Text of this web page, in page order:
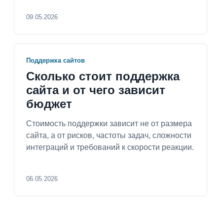
09.05.2026
Поддержка сайтов
Сколько стоит поддержка
сайта и от чего зависит
бюджет
Стоимость поддержки зависит не от размера
сайта, а от рисков, частоты задач, сложности
интеграций и требований к скорости реакции.
06.05.2026